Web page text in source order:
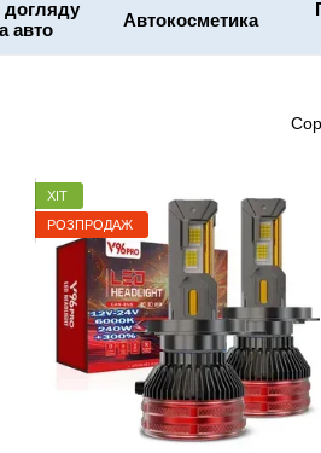
авто
Автокосметика
ХІТ
РОЗПРОДАЖ